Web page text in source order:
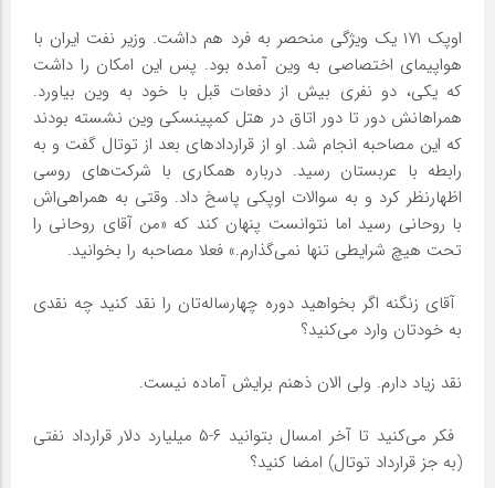
اوپک ۱۷۱ یک ویژگی منحصر به فرد هم داشت. وزیر نفت ایران با
هواپیمای اختصاصی به وین آمده بود. پس این امکان را داشت
که یکی، دو نفری بیش از دفعات قبل با خود به وین بیاورد.
همراهانش دور تا دور اتاق در هتل کمپینسکی وین نشسته بودند
که این مصاحبه انجام شد. او از قراردادهای بعد از توتال گفت و به
رابطه با عربستان رسید. درباره همکاری با شرکت‌های روسی
اظهارنظر کرد و به سوالات اوپکی پاسخ داد. وقتی به همراهی‌اش
با روحانی رسید اما نتوانست پنهان کند که «من آقای روحانی را
تحت هیچ شرایطی تنها نمی‌گذارم.» فعلا مصاحبه را بخوانید.
‌ آقای زنگنه اگر بخواهید دوره چهارساله‌تان را نقد کنید چه نقدی
به خودتان وارد می‌کنید؟
نقد زیاد دارم. ولی الان ذهنم برایش آماده نیست.
‌ فکر می‌کنید تا آخر امسال بتوانید ۶-۵ میلیارد دلار قرارداد نفتی
(به جز قرارداد توتال) امضا کنید؟